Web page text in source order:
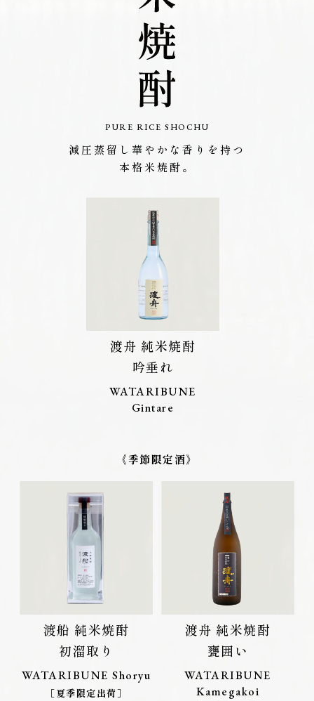
PURE RICE SHOCHU
減圧蒸留し華やかな香りを持つ
本格米焼酎。
渡舟 純米焼酎
吟垂れ
WATARIBUNE
Gintare
《季節限定酒》
渡船 純米焼酎
初溜取り
WATARIBUNE Shoryu
［夏季限定出荷］
渡舟 純米焼酎
甕囲い
WATARIBUNE
Kamegakoi